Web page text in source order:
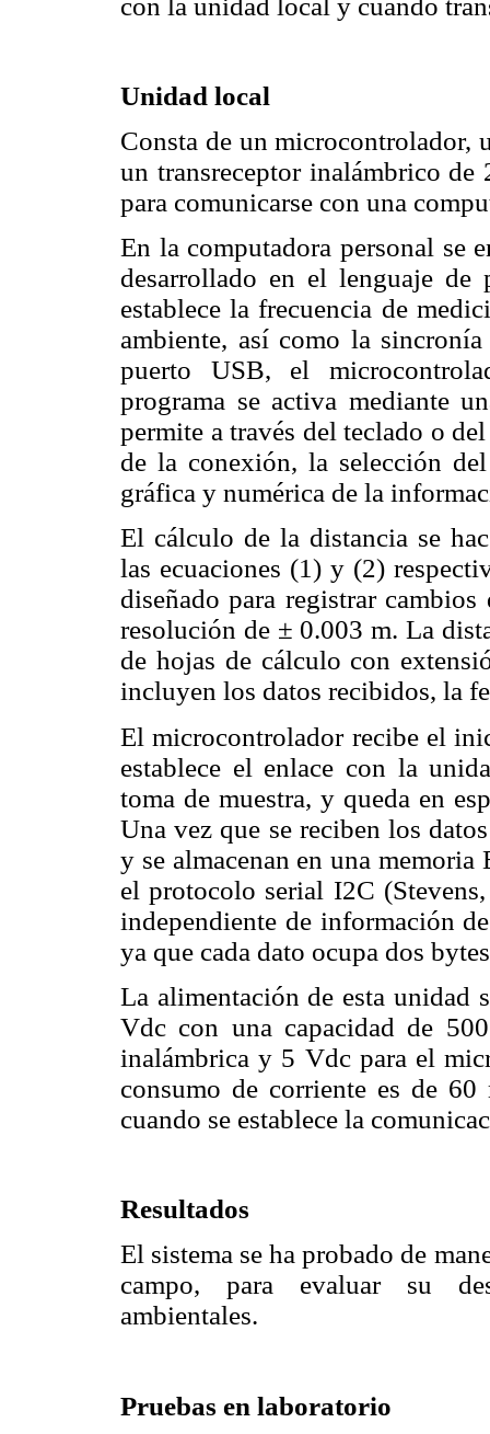
Unidad local
Consta de un microcontrolador,
un transreceptor inalámbrico
para comunicarse con una
En la computadora personal se
desarrollado en el lenguaje de
establece la frecuencia de
ambiente, así como la
puerto USB, el
programa se activa mediante
permite a través del teclado o
de la conexión, la selección
gráfica y numérica de la
El cálculo de la distancia se
las ecuaciones (1) y (2)
diseñado para registrar
resolución de ± 0.003 m. La
de hojas de cálculo con
incluyen los datos recibidos, la
El microcontrolador recibe el
establece el enlace con la
toma de muestra, y queda en
Una vez que se reciben los
y se almacenan en una
el protocolo serial I2C
independiente de información
ya que cada dato ocupa dos
La alimentación de esta unidad
Vdc con una capacidad de
inalámbrica y 5 Vdc para el
consumo de corriente es de
cuando se establece la
Resultados
El sistema se ha probado de
campo, para evaluar su
ambientales.
Pruebas en laboratorio